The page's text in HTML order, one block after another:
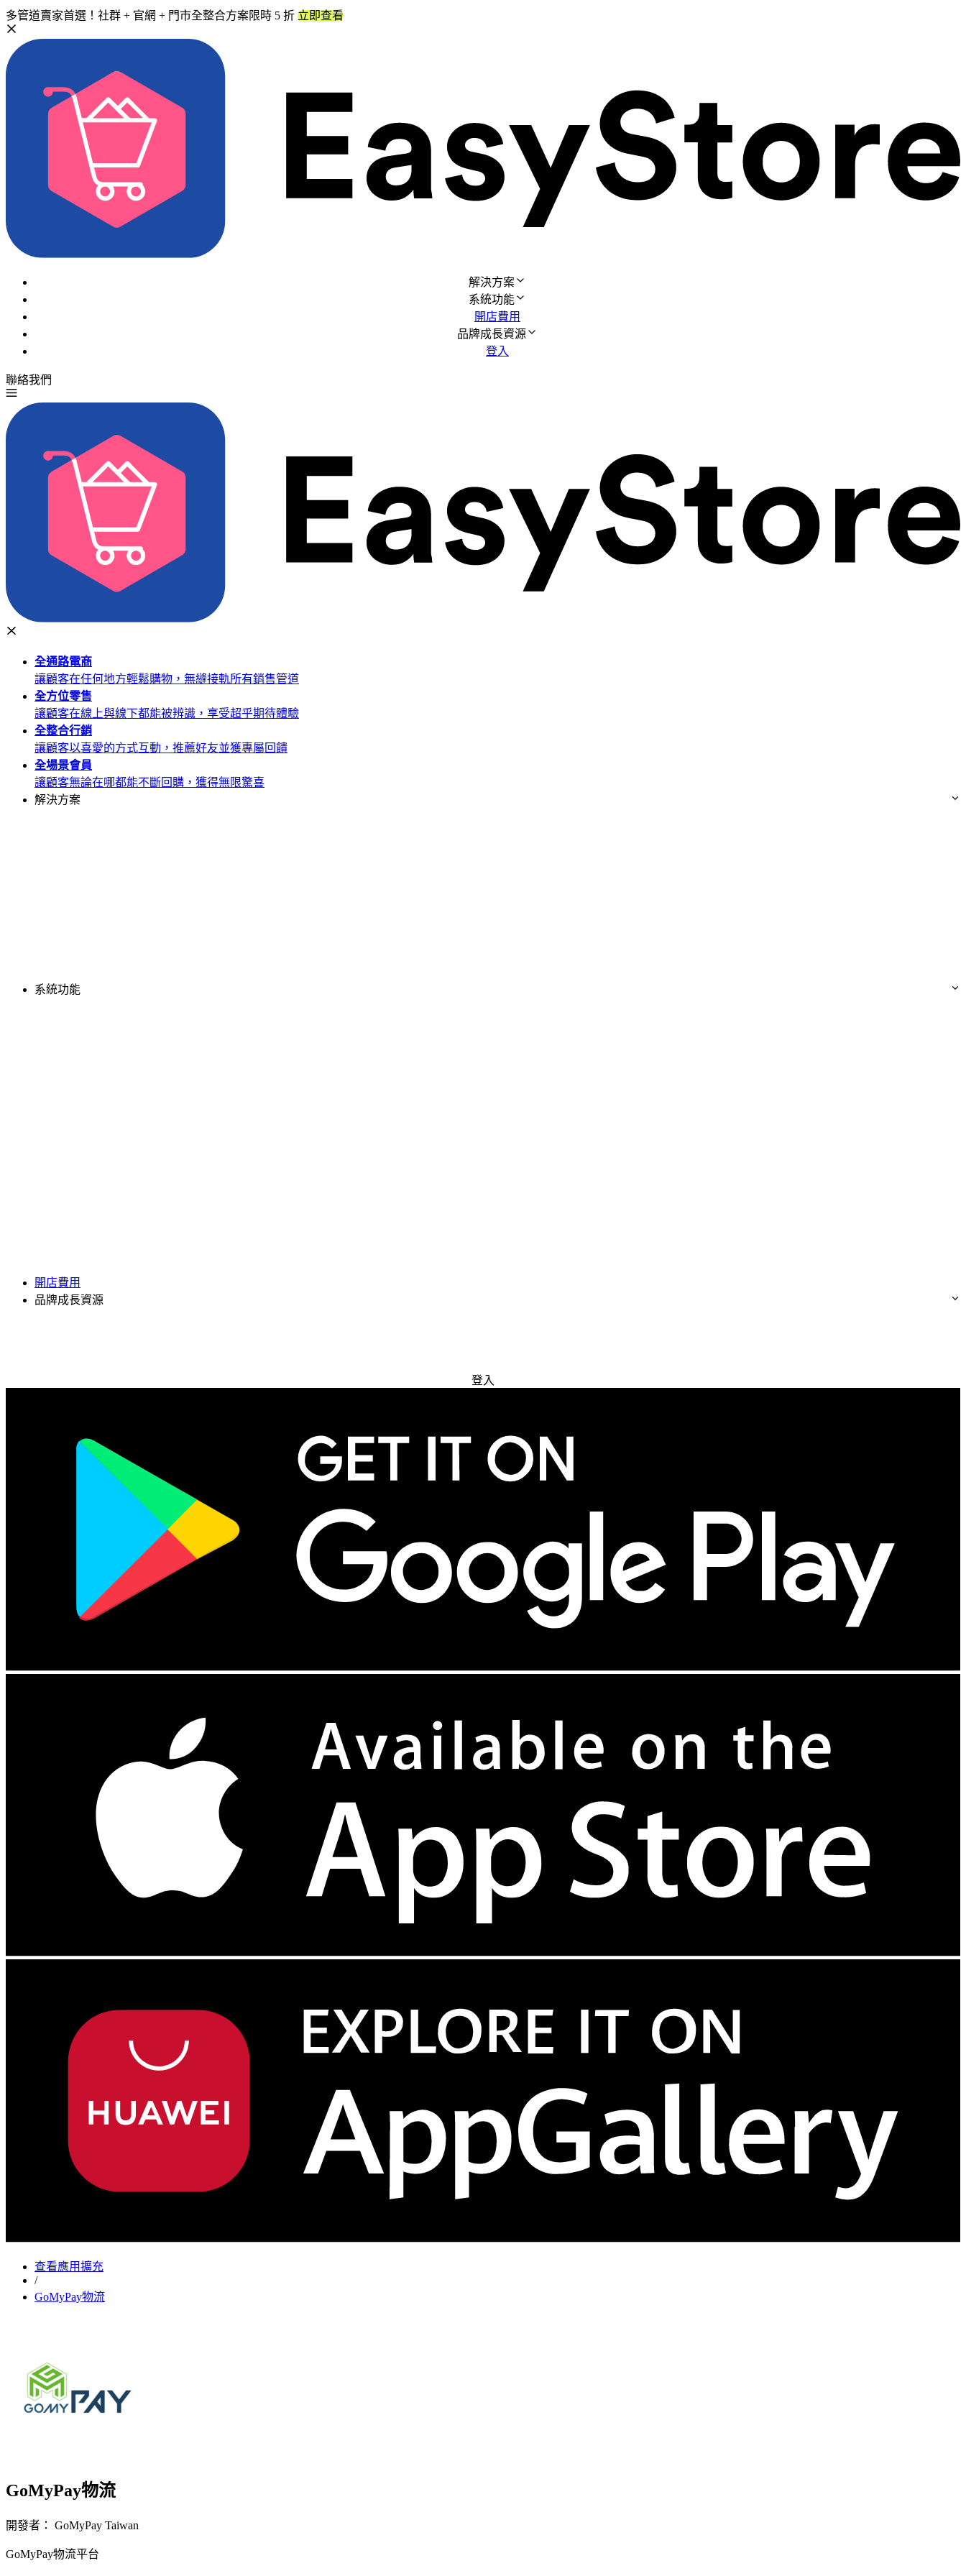
多管道賣家首選！社群 + 官網 + 門市全整合方案限時 5 折 立即查看
解決方案
系統功能
開店費用
品牌成長資源
登入
聯絡我們
全通路電商
讓顧客在任何地方輕鬆購物，無縫接軌所有銷售管道
全方位零售
讓顧客在線上與線下都能被辨識，享受超乎期待體驗
全整合行銷
讓顧客以喜愛的方式互動，推薦好友並獲專屬回饋
全場景會員
讓顧客無論在哪都能不斷回購，獲得無限驚喜
解決方案
系統功能
開店費用
品牌成長資源
登入
查看應用擴充
/
GoMyPay物流
GoMyPay物流
開發者： GoMyPay Taiwan
GoMyPay物流平台